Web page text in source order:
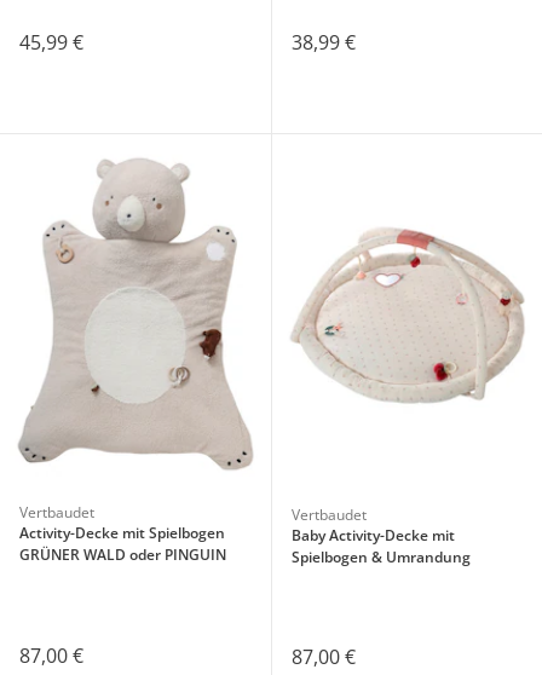
45,99 € 38,99 €
Vertbaudet
Activity-Decke mit Spielbogen
GRÜNER WALD oder PINGUIN
87,00 €
Vertbaudet
Baby Activity-Decke mit
Spielbogen & Umrandung
87,00 €